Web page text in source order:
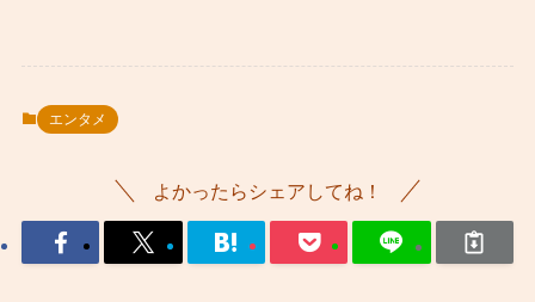
エンタメ
よかったらシェアしてね！